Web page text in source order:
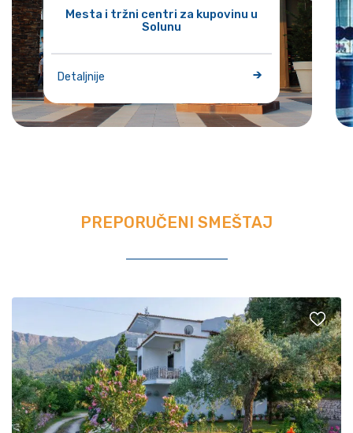
Mesta i tržni centri za kupovinu u
Solunu
Detaljnije
PREPORUČENI SMEŠTAJ